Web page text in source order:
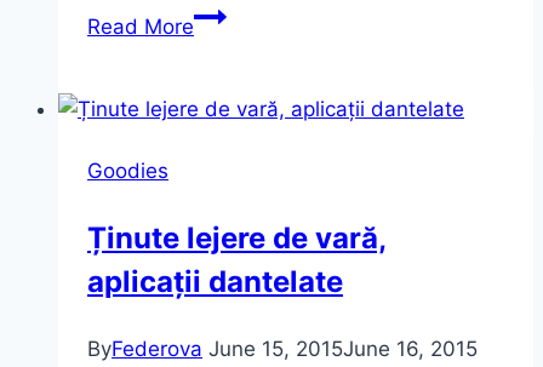
Read MoreOutfit:
din
Goodies
Ținute lejere de vară,
aplicații dantelate
ByFederova June 15, 2015June 16, 2015